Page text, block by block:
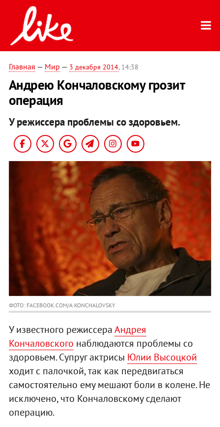
Главная — Мир — 3 декабря 2014, 14:38
Андрею Кончаловскому грозит
операция
У режиссера проблемы со здоровьем.
ФОТО: FACEBOOK.COM/A.KONCHALOVSKY
У известного режиссераАндрея
Кончаловского наблюдаются проблемы со
здоровьем. Супруг актрисы Юлии Высоцкой
ходит с палочкой, так как передвигаться
самостоятельно ему мешают боли в колене. Не
исключено, что Кончаловскому сделают
операцию.